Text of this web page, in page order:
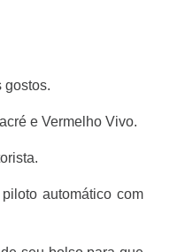
gostos.
e Vermelho Vivo.
automático com